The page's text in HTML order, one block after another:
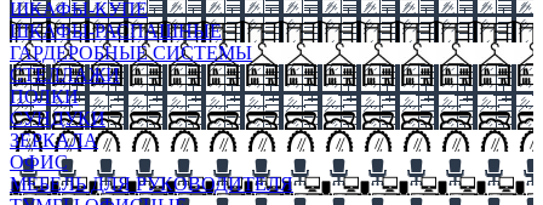
ШКАФЫ-КУПЕ
ШКАФЫ-РАСПАШНЫЕ
ГАРДЕРОБНЫЕ СИСТЕМЫ
СТЕЛЛАЖИ
ПОЛКИ
СУНДУКИ
ЗЕРКАЛА
ОФИС
МЕБЕЛЬ ДЛЯ РУКОВОДИТЕЛЯ